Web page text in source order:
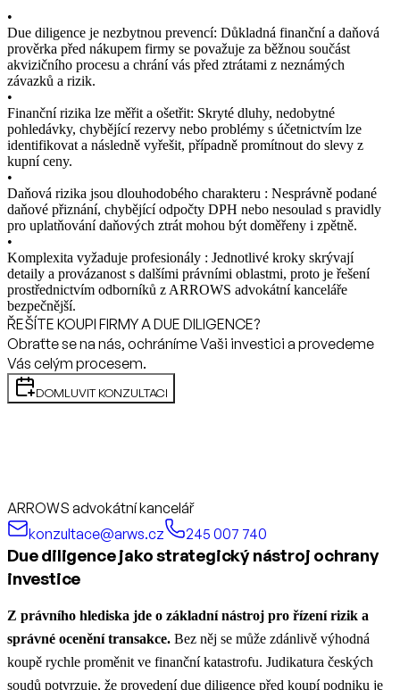
•
Due diligence je nezbytnou prevencí: Důkladná finanční a daňová
prověrka před nákupem firmy se považuje za běžnou součást
akvizičního procesu a chrání vás před ztrátami z neznámých
závazků a rizik.
•
Finanční rizika lze měřit a ošetřit: Skryté dluhy, nedobytné
pohledávky, chybějící rezervy nebo problémy s účetnictvím lze
identifikovat a následně vyřešit, případně promítnout do slevy z
kupní ceny.
•
Daňová rizika jsou dlouhodobého charakteru : Nesprávně podané
daňové přiznání, chybějící odpočty DPH nebo nesoulad s pravidly
pro uplatňování daňových ztrát mohou být doměřeny i zpětně.
•
Komplexita vyžaduje profesionály : Jednotlivé kroky skrývají
detaily a provázanost s dalšími právními oblastmi, proto je řešení
prostřednictvím odborníků z ARROWS advokátní kanceláře
bezpečnější.
ŘEŠÍTE KOUPI FIRMY A DUE DILIGENCE?
Obraťte se na nás, ochráníme Vaši investici a provedeme
Vás celým procesem.
DOMLUVIT KONZULTACI
ARROWS advokátní kancelář
konzultace@arws.cz
245 007 740
Due diligence jako strategický nástroj ochrany
investice
Z právního hlediska jde o základní nástroj pro řízení rizik a
správné ocenění transakce. Bez něj se může zdánlivě výhodná
koupě rychle proměnit ve finanční katastrofu. Judikatura českých
soudů potvrzuje, že provedení due diligence před koupí podniku je